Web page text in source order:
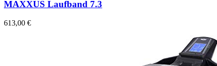
MAXXUS Laufband 7.3
613,00 €